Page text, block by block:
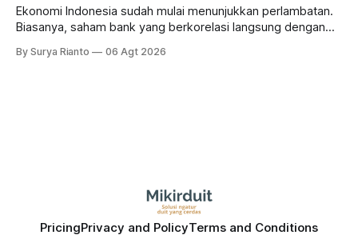
Ekonomi Indonesia sudah mulai menunjukkan perlambatan.
Biasanya, saham bank yang berkorelasi langsung dengan
bank ke depannya?
By Surya Rianto 06 Agt 2026
PricingPrivacy and PolicyTerms and Conditions